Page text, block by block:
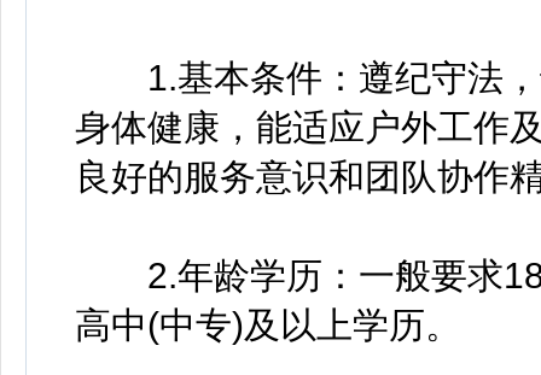
1.基本条件：遵纪守法，
身体健康，能适应户外工作
良好的服务意识和团队协作
2.年龄学历：一般要求
高中(中专)及以上学历。